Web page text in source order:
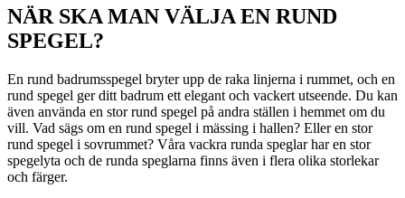
NÄR SKA MAN VÄLJA EN RUND
SPEGEL?
En rund badrumsspegel bryter upp de raka linjerna i rummet, och en
rund spegel ger ditt badrum ett elegant och vackert utseende. Du kan
även använda en stor rund spegel på andra ställen i hemmet om du
vill. Vad sägs om en rund spegel i mässing i hallen? Eller en stor
rund spegel i sovrummet? Våra vackra runda speglar har en stor
spegelyta och de runda speglarna finns även i flera olika storlekar
och färger.